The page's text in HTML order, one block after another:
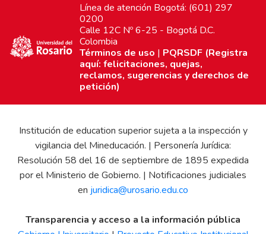
Línea de atención Bogotá: (601) 297
0200
Calle 12C Nº 6-25 - Bogotá D.C.
Colombia
Términos de uso | PQRSDF (Registra
aquí: felicitaciones, quejas,
reclamos, sugerencias y derechos de
petición)
Institución de education superior sujeta a la inspección y
vigilancia del Mineducación. | Personería Jurídica:
Resolución 58 del 16 de septiembre de 1895 expedida
por el Ministerio de Gobierno. | Notificaciones judiciales
en juridica@urosario.edu.co
Transparencia y acceso a la información pública